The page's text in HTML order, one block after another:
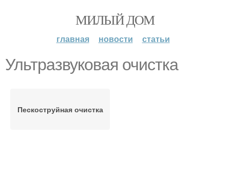
МИЛЫЙ ДОМ
главная новости статьи
Ультразвуковая очистка
Пескоструйная очистка